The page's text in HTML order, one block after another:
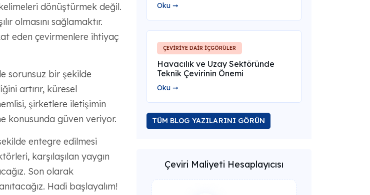
dönüştürmek değil.
olmasını sağlamaktır.
eden çevirmenlere ihtiyaç
sorunsuz bir şekilde
artırır, küresel
şirketlere iletişimin
konusunda güven veriyor.
entegre edilmesi
karşılaşılan yaygın
Son olarak
Hadi başlayalım!
Oku ➞
ÇEVİRİYE DAİR İÇGÖRÜLER
Havacılık ve Uzay Sektöründe
Teknik Çevirinin Önemi
Oku ➞
TÜM BLOG YAZILARINI GÖRÜN
Çeviri Maliyeti Hesaplayıcısı